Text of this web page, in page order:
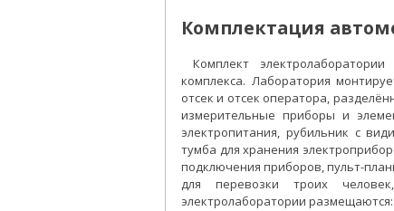
Комплектация
Комплект
комплекса. Лаборатория
отсек и отсек оператора,
измерительные приборы и
электропитания, рубильник с
тумба для хранения
подключения приборов, пульт-
для перевозки троих
электролаборатории размещаются: